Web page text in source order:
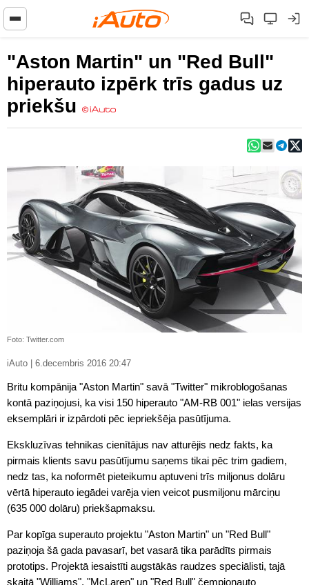
"Aston Martin" un "Red Bull"
hiperauto izpērk trīs gadus uz
priekšu
Foto: Twitter.com
iAuto | 6.decembris 2016 20:47
Britu kompānija "Aston Martin" savā "Twitter" mikroblogošanas
kontā paziņojusi, ka visi 150 hiperauto "AM-RB 001" ielas versijas
eksemplāri ir izpārdoti pēc iepriekšēja pasūtījuma.
Ekskluzīvas tehnikas cienītājus nav atturējis nedz fakts, ka
pirmais klients savu pasūtījumu saņems tikai pēc trim gadiem,
nedz tas, ka noformēt pieteikumu aptuveni trīs miljonus dolāru
vērtā hiperauto iegādei varēja vien veicot pusmiljonu mārciņu
(635 000 dolāru) priekšapmaksu.
Par kopīga superauto projektu "Aston Martin" un "Red Bull"
paziņoja šā gada pavasarī, bet vasarā tika parādīts pirmais
prototips. Projektā iesaistīti augstākās raudzes speciālisti, tajā
skaitā "Williams", "McLaren" un "Red Bull" čempionauto